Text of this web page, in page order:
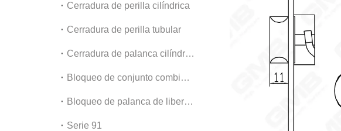
Cerradura de perilla cilíndrica
Cerradura de perilla tubular
Cerradura de palanca cilíndrica
Bloqueo de conjunto combinado
Bloqueo de palanca de liberación automática
Serie 91